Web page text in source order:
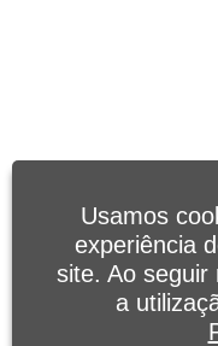
Usamos
experiência
site. Ao seguir
a